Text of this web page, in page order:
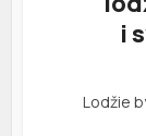
i
Lodžie